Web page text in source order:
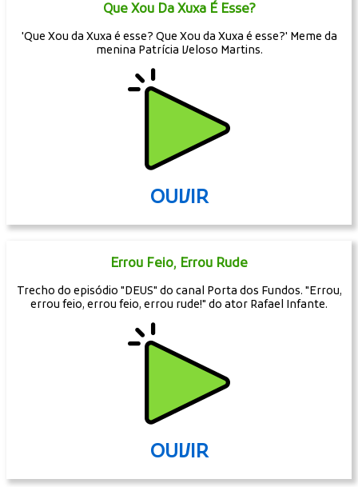
Que Xou Da Xuxa É Esse?
'Que Xou da Xuxa é esse? Que Xou da Xuxa é esse?' Meme da
menina Patrícia Veloso Martins.
OUVIR
Errou Feio, Errou Rude
Trecho do episódio "DEUS" do canal Porta dos Fundos. "Errou,
errou feio, errou feio, errou rude!" do ator Rafael Infante.
OUVIR